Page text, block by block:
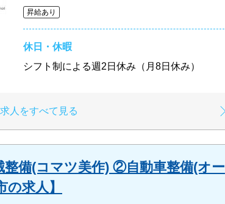
昇給あり
休日・休暇
シフト制による週2日休み（月8日休み）
人をすべて見る
整備(コマツ美作) ②自動車整備(オー
求人】